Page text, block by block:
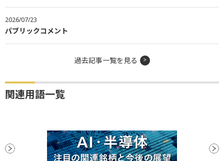
2026/07/23
パブリックコメント
過去記事一覧を見る
関連用語一覧